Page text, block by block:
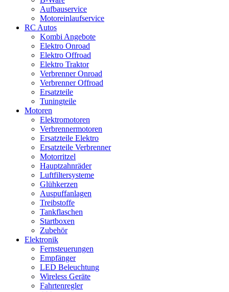
Aufbauservice
Motoreinlaufservice
RC Autos
Kombi Angebote
Elektro Onroad
Elektro Offroad
Elektro Traktor
Verbrenner Onroad
Verbrenner Offroad
Ersatzteile
Tuningteile
Motoren
Elektromotoren
Verbrennermotoren
Ersatzteile Elektro
Ersatzteile Verbrenner
Motorritzel
Hauptzahnräder
Luftfiltersysteme
Glühkerzen
Auspuffanlagen
Treibstoffe
Tankflaschen
Startboxen
Zubehör
Elektronik
Fernsteuerungen
Empfänger
LED Beleuchtung
Wireless Geräte
Fahrtenregler